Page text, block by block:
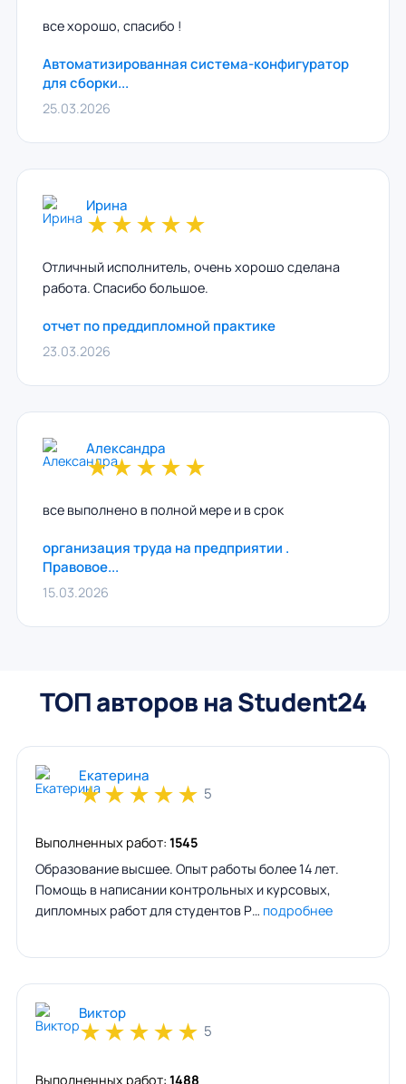
все хорошо, спасибо !
Автоматизированная система-конфигуратор
для сборки...
25.03.2026
Ирина
★★★★★
Отличный исполнитель, очень хорошо сделана
работа. Спасибо большое.
отчет по преддипломной практике
23.03.2026
Александра
★★★★★
все выполнено в полной мере и в срок
организация труда на предприятии .
Правовое...
15.03.2026
ТОП авторов на Student24
Екатерина
★★★★★ 5
Выполненных работ: 1545
Образование высшее. Опыт работы более 14 лет.
Помощь в написании контрольных и курсовых,
дипломных работ для студентов Р… подробнее
Виктор
★★★★★ 5
Выполненных работ: 1488